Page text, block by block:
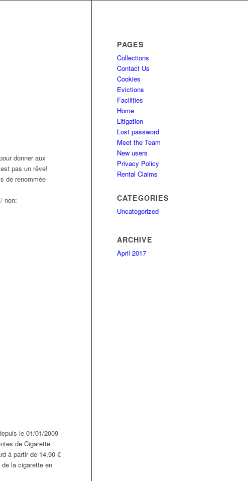
donner aux
pas un rêve!
de renommée
non:
le 01/01/2009
de Cigarette
à partir de 14,90 €
la cigarette en
PAGES
Collections
Contact Us
Cookies
Evictions
Facilities
Home
Litigation
Lost password
Meet the Team
New users
Privacy Policy
Rental Claims
CATEGORIES
Uncategorized
ARCHIVE
April 2017